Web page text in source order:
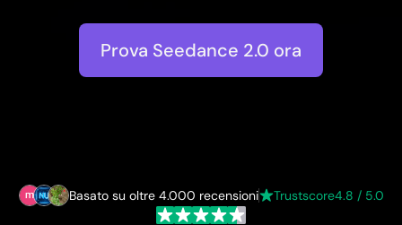
Prova Seedance 2.0 ora
Basato su oltre 4.000 recensioni Trustscore4.8 / 5.0